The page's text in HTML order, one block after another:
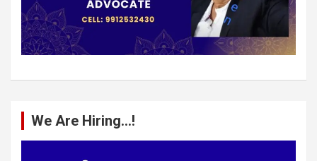
We Are Hiring…!